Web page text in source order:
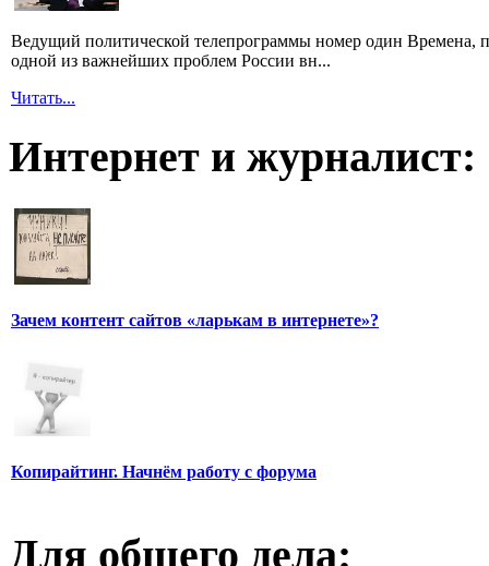
Ведущий политической телепрограммы номер один Времена,
одной из важнейших проблем России вн...
Читать...
Интернет и журналист:
Зачем контент сайтов «ларькам в интернете»?
Копирайтинг. Начнём работу с форума
Для общего дела: